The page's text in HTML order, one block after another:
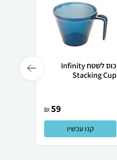
כוס לשטח Infinity
Stacking Cup
59
₪
קנו עכשיו